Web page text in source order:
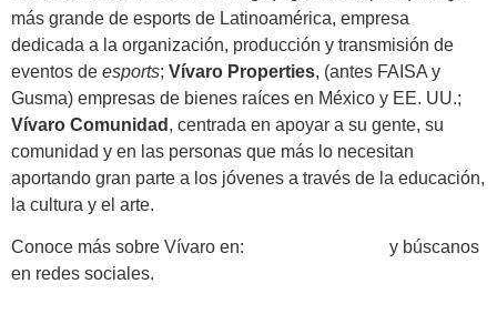
más grande de esports de Latinoamérica, empresa
dedicada a la organización, producción y transmisión de
eventos de esports; Vívaro Properties, (antes FAISA y
Gusma) empresas de bienes raíces en México y EE. UU.;
Vívaro Comunidad , centrada en apoyar a su gente, su
comunidad y en las personas que más lo necesitan
aportando gran parte a los jóvenes a través de la educación,
la cultura y el arte.
Conoce más sobre Vívaro en:
y búscanos
en redes sociales.